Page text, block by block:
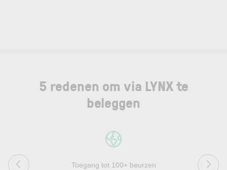
5 redenen om via LYNX te
beleggen
Toegang tot 100+ beurzen